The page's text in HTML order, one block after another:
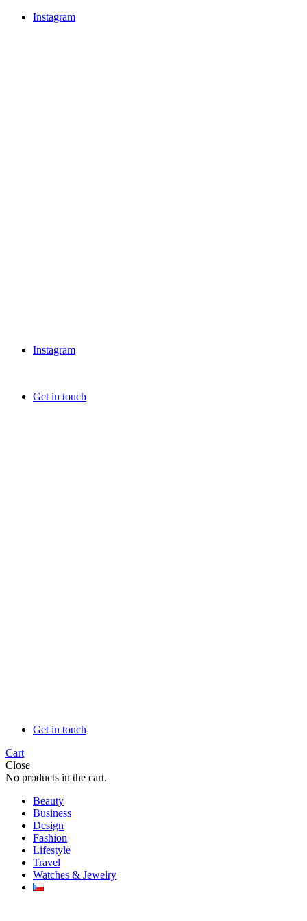
Instagram
Instagram
Get in touch
Get in touch
Cart
Close
No products in the cart.
Beauty
Business
Design
Fashion
Lifestyle
Travel
Watches & Jewelry